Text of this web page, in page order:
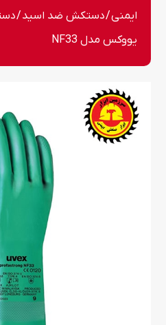
ایمنی/دستکش ضد اسید/
یووکس مدل NF33